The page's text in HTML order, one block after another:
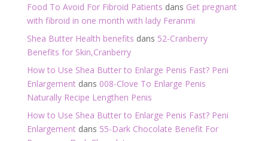
Food To Avoid For Fibroid Patients dans Get pregnant
with fibroid in one month with lady Feranmi
Shea Butter Health benefits dans 52-Cranberry
Benefits for Skin,Cranberry
How to Use Shea Butter to Enlarge Penis Fast? Peni
Enlargementdans 008-Clove To Enlarge Penis
Naturally Recipe Lengthen Penis
How to Use Shea Butter to Enlarge Penis Fast? Peni
Enlargementdans 55-Dark Chocolate Benefit For